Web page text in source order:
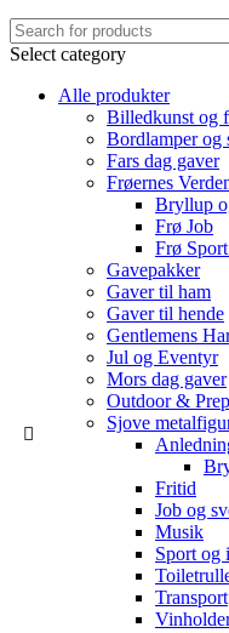
Select category
Alle produkter
Billedkunst og
Bordlamper og
Fars dag gaver
Frøernes
Bryllup
Frø Job
Frø
Gavepakker
Gaver til ham
Gaver til hende
Gentlemens
Jul og Eventyr
Mors dag gaver
Outdoor &
Sjove
Fritid
Job og
Musik
Sport og
Transport